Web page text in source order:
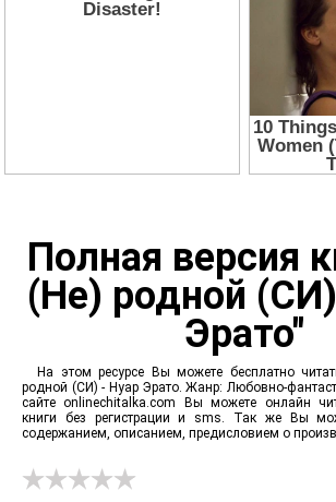
Полная версия
(Не) родной
Эрато"
На этом ресурсе Вы можете бесплатно
родной (СИ) - Нуар Эрато. Жанр: Любовно-
сайте onlinechitalka.com Вы можете онлайн
книги без регистрации и sms. Так же Вы
содержанием, описанием, предисловием о